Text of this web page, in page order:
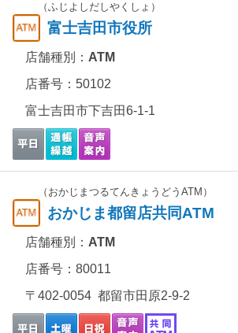
（ふじよしだしやくしょ）
富士吉田市役所
店舗種別： ATM
店番号：50102
富士吉田市下吉田6-1-1
（おかじまつるてんきょうどうATM）
おかじま都留店共同ATM
店舗種別： ATM
店番号：80011
〒402-0054 都留市田原2-9-2